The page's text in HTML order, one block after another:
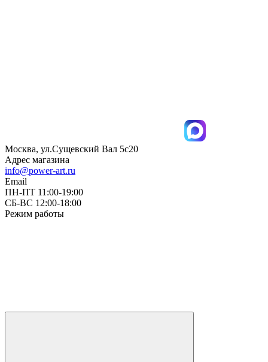
Москва, ул.Сущевский Вал 5с20
Адрес магазина
info@power-art.ru
Email
ПН-ПТ 11:00-19:00
СБ-ВС 12:00-18:00
Режим работы